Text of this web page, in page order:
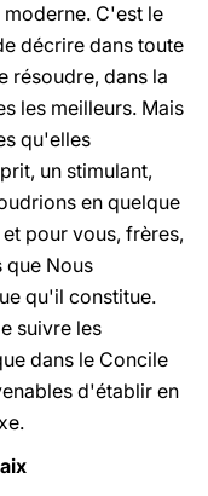
C'est le
décrire dans toute
résoudre, dans la
les meilleurs. Mais
qu'elles
un stimulant,
en quelque
pour vous, frères,
que Nous
qu'il constitue.
suivre les
dans le Concile
d'établir en